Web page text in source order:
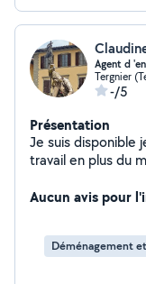
Agent d
Tergnier
-/5
Présentation
Je suis disponible
travail en plus du mien Je suis souriante je m
Aucun avis pour
Déménagement